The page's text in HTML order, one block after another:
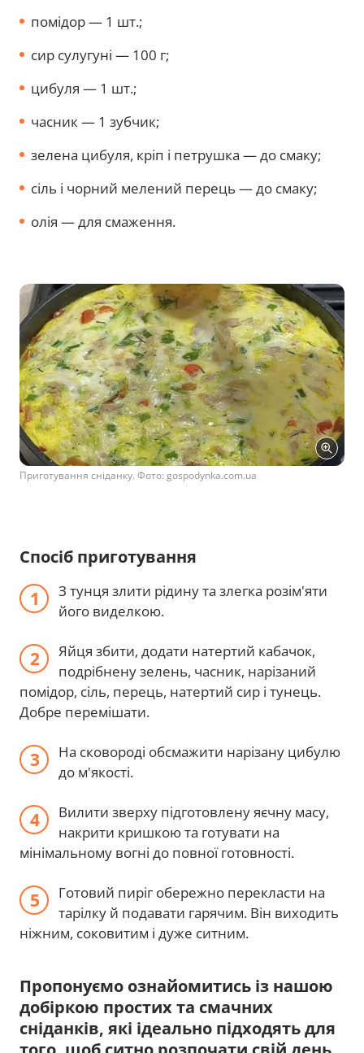
помідор — 1 шт.;
сир сулугуні — 100 г;
цибуля — 1 шт.;
часник — 1 зубчик;
зелена цибуля, кріп і петрушка — до смаку;
сіль і чорний мелений перець — до смаку;
олія — для смаження.
Приготування сніданку. Фото: gospodynka.com.ua
Спосіб приготування
З тунця злити рідину та злегка розім'яти
його виделкою.
Яйця збити, додати натертий кабачок,
подрібнену зелень, часник, нарізаний
помідор, сіль, перець, натертий сир і тунець.
Добре перемішати.
На сковороді обсмажити нарізану цибулю
до м'якості.
Вилити зверху підготовлену яєчну масу,
накрити кришкою та готувати на
мінімальному вогні до повної готовності.
Готовий пиріг обережно перекласти на
тарілку й подавати гарячим. Він виходить
ніжним, соковитим і дуже ситним.
Пропонуємо ознайомитись із нашою
добіркою простих та смачних
сніданків, які ідеально підходять для